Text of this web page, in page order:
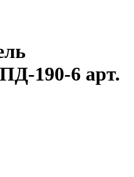
190-6 арт.